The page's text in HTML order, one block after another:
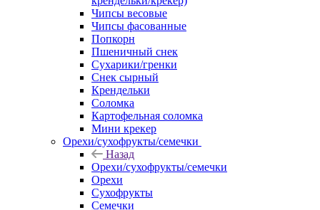
Чипсы весовые
Чипсы фасованные
Попкорн
Пшеничный снек
Сухарики/гренки
Снек сырный
Крендельки
Соломка
Картофельная соломка
Мини крекер
Орехи/сухофрукты/семечки
Назад
Орехи/сухофрукты/семечки
Орехи
Сухофрукты
Семечки